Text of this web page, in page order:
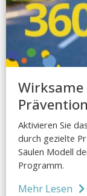
Wirksame
Prävention
Aktivieren Sie
durch gezielte
Säulen Modell
Programm.
Mehr Lesen